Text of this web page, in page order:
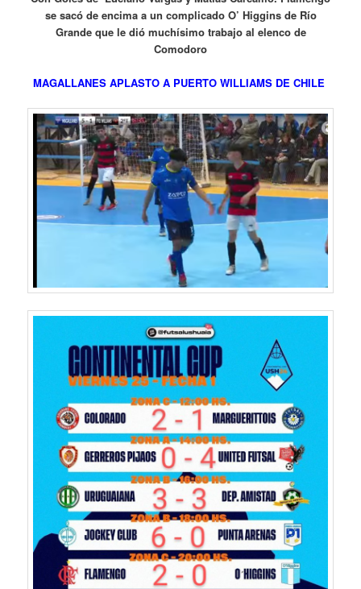
se sacó de encima a un complicado O’ Higgins de Río
Grande que le dió muchísimo trabajo al elenco de
Comodoro
MAGALLANES APLASTO A PUERTO WILLIAMS DE CHILE